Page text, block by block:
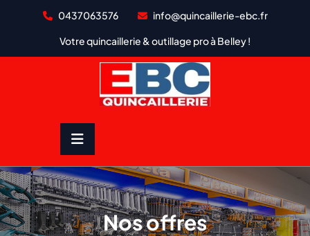
0437063576 info@quincaillerie-ebc.fr
Votre quincaillerie & outillage pro à Belley !
Nos offres